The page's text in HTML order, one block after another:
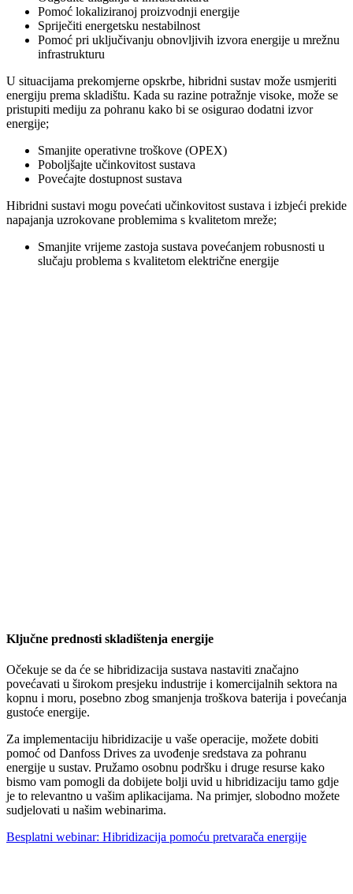
Pomoć lokaliziranoj proizvodnji energije
Spriječiti energetsku nestabilnost
Pomoć pri uključivanju obnovljivih izvora energije u mrežnu
infrastrukturu
U situacijama prekomjerne opskrbe, hibridni sustav može usmjeriti
energiju prema skladištu. Kada su razine potražnje visoke, može se
pristupiti mediju za pohranu kako bi se osigurao dodatni izvor
energije;
Smanjite operativne troškove (OPEX)
Poboljšajte učinkovitost sustava
Povećajte dostupnost sustava
Hibridni sustavi mogu povećati učinkovitost sustava i izbjeći prekide
napajanja uzrokovane problemima s kvalitetom mreže;
Smanjite vrijeme zastoja sustava povećanjem robusnosti u
slučaju problema s kvalitetom električne energije
Ključne prednosti skladištenja energije
Očekuje se da će se hibridizacija sustava nastaviti značajno
povećavati u širokom presjeku industrije i komercijalnih sektora na
kopnu i moru, posebno zbog smanjenja troškova baterija i povećanja
gustoće energije.
Za implementaciju hibridizacije u vaše operacije, možete dobiti
pomoć od Danfoss Drives za uvođenje sredstava za pohranu
energije u sustav. Pružamo osobnu podršku i druge resurse kako
bismo vam pomogli da dobijete bolji uvid u hibridizaciju tamo gdje
je to relevantno u vašim aplikacijama. Na primjer, slobodno možete
sudjelovati u našim webinarima.
Besplatni webinar: Hibridizacija pomoću pretvarača energije